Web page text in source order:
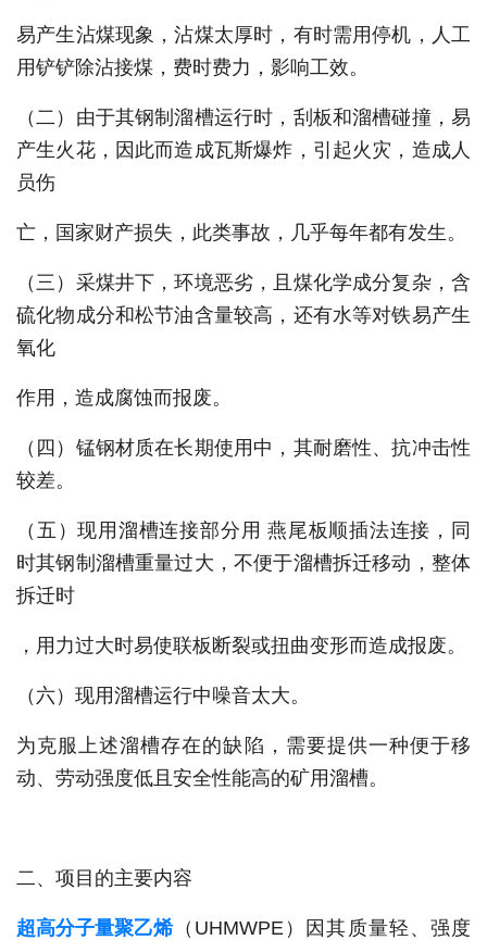
易产生沾煤现象，沾煤太厚时，有时需用停机，人工
用铲铲除沾接煤，费时费力，影响工效。
（二）由于其钢制溜槽运行时，刮板和溜槽碰撞，易
产生火花，因此而造成瓦斯爆炸，引起火灾，造成人
员伤
亡，国家财产损失，此类事故，几乎每年都有发生。
（三）采煤井下，环境恶劣，且煤化学成分复杂，含
硫化物成分和松节油含量较高，还有水等对铁易产生
氧化
作用，造成腐蚀而报废。
（四）锰钢材质在长期使用中，其耐磨性、抗冲击性
较差。
（五）现用溜槽连接部分用 燕尾板顺插法连接，同
时其钢制溜槽重量过大，不便于溜槽拆迁移动，整体
拆迁时
，用力过大时易使联板断裂或扭曲变形而造成报废。
（六）现用溜槽运行中噪音太大。
为克服上述溜槽存在的缺陷，需要提供一种便于移
动、劳动强度低且安全性能高的矿用溜槽。
二、项目的主要内容
超高分子量聚乙烯（UHMWPE）因其质量轻、强度